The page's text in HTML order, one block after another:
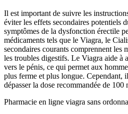
Il est important de suivre les
éviter les effets secondaires potentiels
symptômes de la dysfonction érectile
médicaments tels que le Viagra, le
secondaires courants comprennent les
les troubles digestifs. Le Viagra aide à
vers le pénis, ce qui permet aux
plus ferme et plus longue. Cependant,
dépasser la dose recommandée de 100
Pharmacie en ligne viagra sans